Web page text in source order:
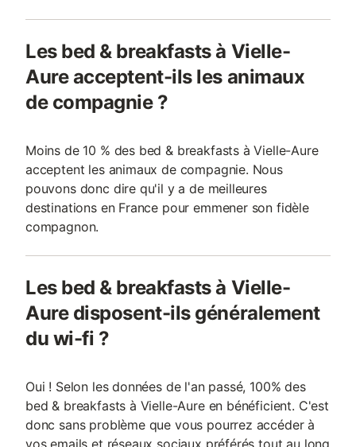
Les bed & breakfasts à Vielle-
Aure acceptent-ils les animaux
de compagnie ?
Moins de 10 % des bed & breakfasts à Vielle-Aure
acceptent les animaux de compagnie. Nous
pouvons donc dire qu'il y a de meilleures
destinations en France pour emmener son fidèle
compagnon.
Les bed & breakfasts à Vielle-
Aure disposent-ils généralement
du wi-fi ?
Oui ! Selon les données de l'an passé, 100% des
bed & breakfasts à Vielle-Aure en bénéficient. C'est
donc sans problème que vous pourrez accéder à
vos emails et réseaux sociaux préférés tout au long